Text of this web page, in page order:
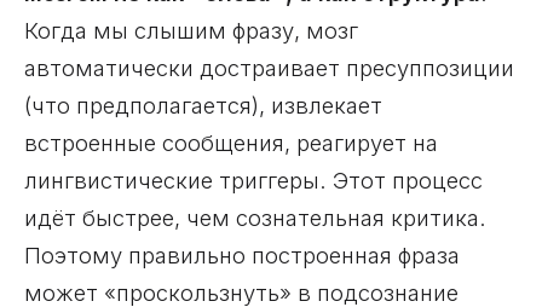
Когда мы слышим фразу, мозг
автоматически достраивает пресуппозиции
(что предполагается), извлекает
встроенные сообщения, реагирует на
лингвистические триггеры. Этот процесс
идёт быстрее, чем сознательная критика.
Поэтому правильно построенная фраза
может «проскользнуть» в подсознание